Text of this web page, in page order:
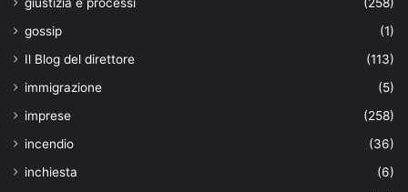
gossip
(1)
Il Blog del direttore
(113)
immigrazione
(5)
imprese
(258)
incendio
(36)
inchiesta
(6)